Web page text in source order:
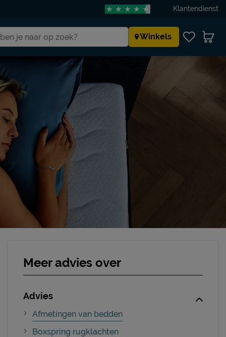
Klantendienst
Winkels
Meer advies over
Advies
Afmetingen van bedden
Boxspring rugklachten